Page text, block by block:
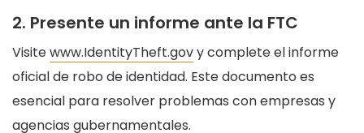
2. Presente un informe ante la FTC
Visitewww.IdentityTheft.govy complete el informe
oficial de robo de identidad. Este documento es
esencial para resolver problemas con empresas y
agencias gubernamentales.